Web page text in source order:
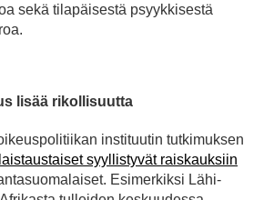
sekä tilapäisestä psyykkisestä
lisää rikollisuutta
instituutin tutkimuksen
syyllistyvät raiskauksiin
Esimerkiksi Lähi-